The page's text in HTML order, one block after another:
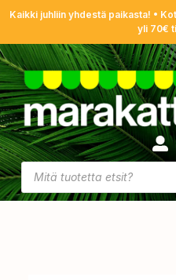
Kaikki juhliin yhdestä paikasta! •
yli 70€